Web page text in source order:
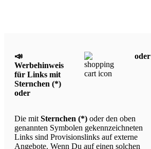
📣
Werbehinweis
für Links mit
Sternchen (*)
oder
oder
Die mit Sternchen (*) oder den oben
genannten Symbolen gekennzeichneten
Links sind Provisionslinks auf externe
Angebote. Wenn Du auf einen solchen